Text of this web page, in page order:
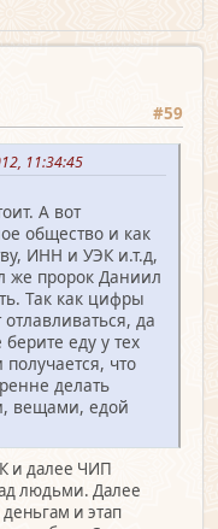
#59
11:34:45
А вот
общество и как
ИНН и УЭК и.т.д,
же пророк Даниил
Так как цифры
да
еду у тех
что
делать
вещами, едой
и далее ЧИП
людьми. Далее
и этап